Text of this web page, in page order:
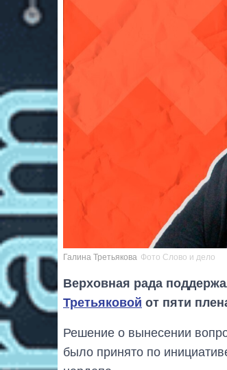
Галина Третьякова Фото Слово и дело
Верховная рада
Третьяковой от пяти
Решение о вынесении
было принято по